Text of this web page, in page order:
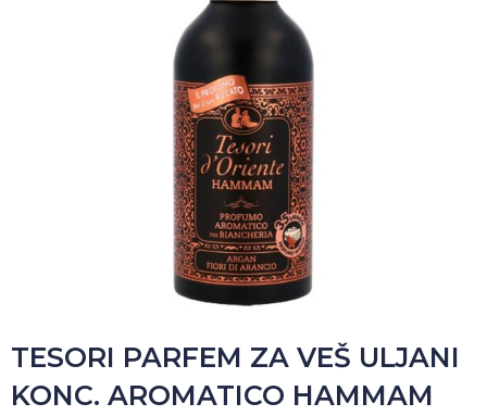
TESORI PARFEM ZA VEŠ ULJANI
KONC. AROMATICO HAMMAM